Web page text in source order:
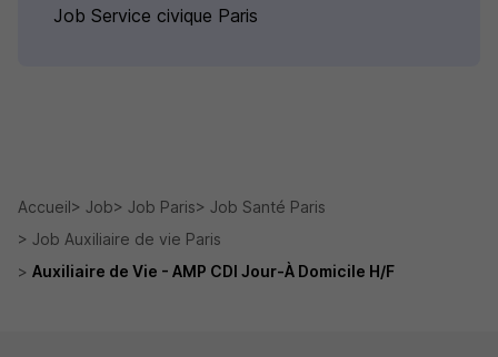
Job Service civique Paris
Accueil Job Job Paris
Job Santé Paris
Job Auxiliaire de vie Paris
Auxiliaire de Vie - AMP CDI Jour-À Domicile H/F